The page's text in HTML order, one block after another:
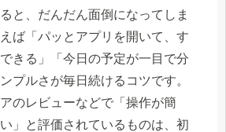
と、だんだん面倒になってしま
ば「パッとアプリを開いて、す
きる」「今日の予定が一目で分
プルさが毎日続けるコツです。
のレビューなどで「操作が簡
」と評価されているものは、初